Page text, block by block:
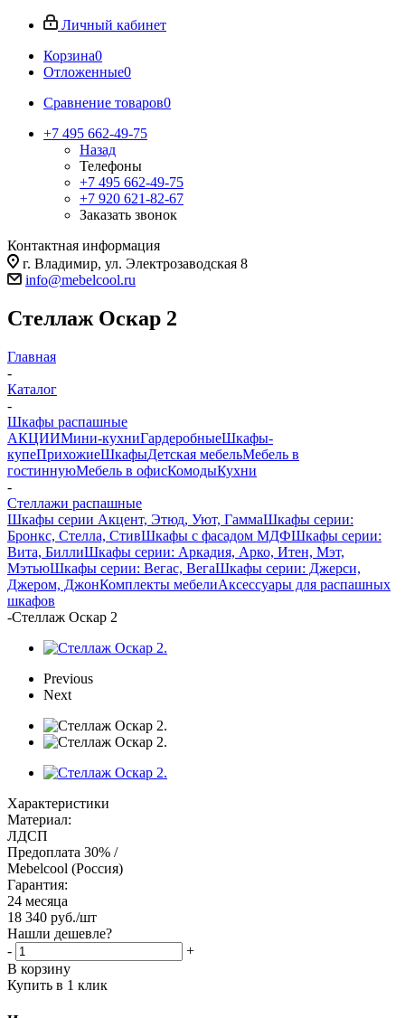
Личный кабинет
Корзина0
Отложенные0
Сравнение товаров0
+7 495 662-49-75
Назад
Телефоны
+7 495 662-49-75
+7 920 621-82-67
Заказать звонок
Контактная информация
г. Владимир, ул. Электрозаводская 8
info@mebelcool.ru
Стеллаж Оскар 2
Главная
-
Каталог
-
Шкафы распашные
АКЦИИМини-кухниГардеробныеШкафы-
купеПрихожиеШкафыДетская мебельМебель в
гостиннуюМебель в офисКомодыКухни
-
Стеллажи распашные
Шкафы серии Акцент, Этюд, Уют, ГаммаШкафы серии:
Бронкс, Стелла, СтивШкафы с фасадом МДФШкафы серии:
Вита, БиллиШкафы серии: Аркадия, Арко, Итен, Мэт,
МэтьюШкафы серии: Вегас, ВегаШкафы серии: Джерси,
Джером, ДжонКомплекты мебелиАксессуары для распашных
шкафов
-Стеллаж Оскар 2
Previous
Next
Характеристики
Материал:
ЛДСП
Предоплата 30% /
Mebelcool (Россия)
Гарантия:
24 месяца
18 340 руб./шт
Нашли дешевле?
-
+
В корзину
Купить в 1 клик